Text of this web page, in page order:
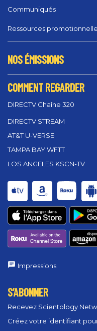
Communiqués
Ressources
NOS ÉMISSIONS
COMMENT REGARDER
DIRECTV Chaîne 320
DIRECTV STREAM
AT&T U-VERSE
TAMPA BAY WFTT
LOS ANGELES KSCN-TV
Impressions
S’ABONNER
Recevez Scientology
Créez votre identifiant